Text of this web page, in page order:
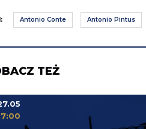
Antonio Conte Antonio Pintus
TEŻ